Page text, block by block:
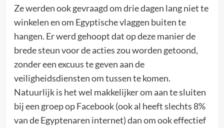
Ze werden ook gevraagd om drie dagen lang niet te
winkelen en om Egyptische vlaggen buiten te
hangen. Er werd gehoopt dat op deze manier de
brede steun voor de acties zou worden getoond,
zonder een excuus te geven aan de
veiligheidsdiensten om tussen te komen.
Natuurlijk is het wel makkelijker om aan te sluiten
bij een groep op Facebook (ook al heeft slechts 8%
van de Egyptenaren internet) dan om ook effectief